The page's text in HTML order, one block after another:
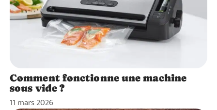
Comment fonctionne une machine
sous vide ?
11 mars 2026